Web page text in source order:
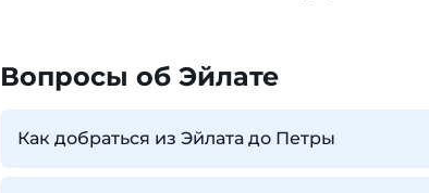
Вопросы об Эйлате
Как добраться из Эйлата до Петры